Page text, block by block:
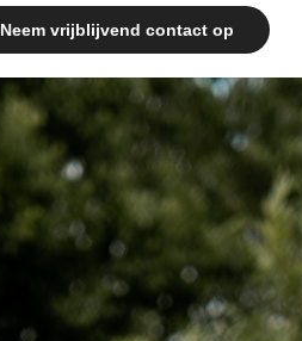
Neem vrijblijvend contact op